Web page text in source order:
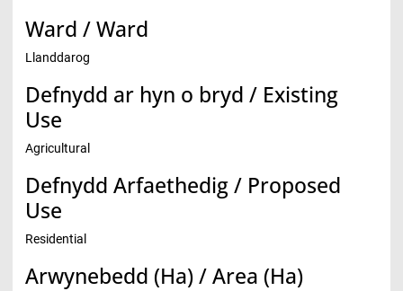
Ward / Ward
Llanddarog
Defnydd ar hyn o bryd / Existing
Use
Agricultural
Defnydd Arfaethedig / Proposed
Use
Residential
Arwynebedd (Ha) / Area (Ha)